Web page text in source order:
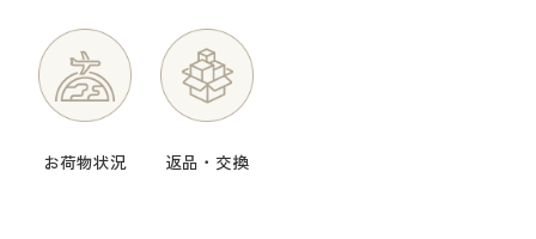
お荷物状況 返品・交換